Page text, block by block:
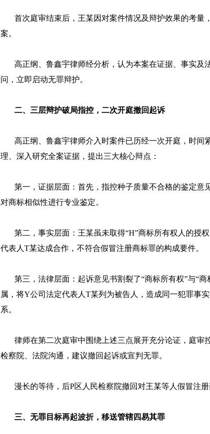
首次庭审结束后，王某因对案件情况及辩护效果的考量
案。
高正纲、鲁鑫宇律师经分析，认为本案在证据、事实及
问，立即启动无罪辩护。
二、三层辩护破局指控 ，二次开庭撤回起诉
高正纲、鲁鑫宇律师介入时案件已历经一次开庭，时间
理、深入研究全案证据，提出三大核心辩点：
第一，证据层面：首先，指控种子质量不合格的鉴定意
对商标相似性进行专业鉴定。
第二，事实层面：王某虽未取得“H”商标所有权人的授
代表人T某达成合作，不符合假冒注册商标罪的构成要件。
第三，法律层面：起诉意见书割裂了“商标所有权”与“商
属，将Y公司法定代表人T某列为被告人，造成同一犯罪事
系。
律师在第二次庭审中围绕上述三点展开充分论证，庭审
检察院、法院沟通，建议撤回起诉或宣判无罪。
漫长的等待，后P区人民检察院撤回对王某等人假冒注册
三、 无罪目标再起波折，移送管辖四易其罪